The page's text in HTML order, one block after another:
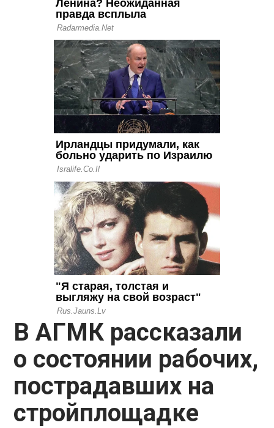
В АГМК рассказали
о состоянии рабочих,
пострадавших на
стройплощадке